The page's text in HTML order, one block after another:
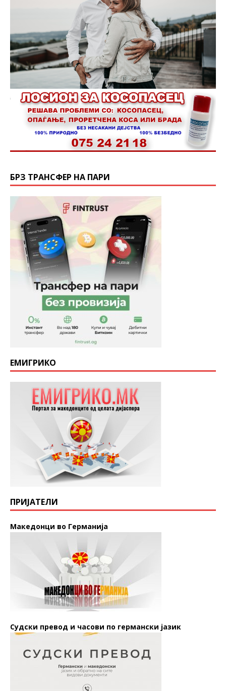
БРЗ ТРАНСФЕР НА ПАРИ
ЕМИГРИКО
ПРИЈАТЕЛИ
Македонци во Германија
Судски превод и часови по германски јазик